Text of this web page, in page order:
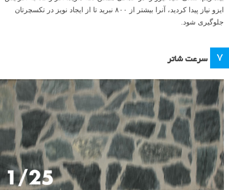
وقتی عکاسی تکسچر می کنید، تنظیم درست نوردهی بسیار مهم است. ما در
مورد مقدار دیافراگم صحبت کردیم پس باید نگاهی به ایزو و سرعت شاتر
بیندازیم. سعی کنید ایزو را در حداقل ممکن نگه دارید. اگر واقعا به افزایش
ایزو نیاز پیدا کردید، آنرا بیشتر از ۸۰۰ نبرید تا از ایجاد نویز در تکسچرتان
جلوگیری شود.